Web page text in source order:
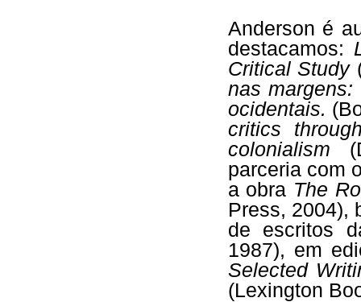
Anderson é
destacamos:
Critical Study
nas
ocidentais.
critics
colonialism
parceria com
a obra The
Press, 2004),
de escritos
1987), em
Selected
(Lexington